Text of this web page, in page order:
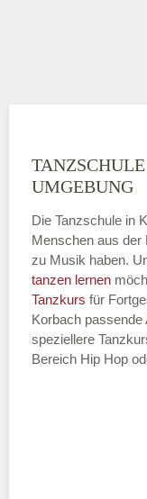
UMGEBUNG
Die Tanzschule in
Menschen aus der
zu Musik haben.
tanzen lernen
Tanzkurs für
Korbach passende
speziellere
Bereich Hip Hop